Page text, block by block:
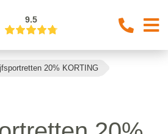
9.5
20% KORTING